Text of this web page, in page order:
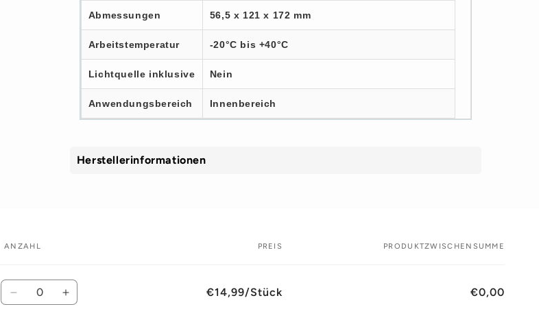
Abmessungen 56,5 x 121 x 172 mm
Arbeitstemperatur -20°C bis +40°C
Lichtquelle inklusive Nein
Anwendungsbereich Innenbereich
Herstellerinformationen
ANZAHL PREIS PRODUKTZWISCHENSUMME
Anzahl
VerringereErhöhe
€14,99/Stück
€0,00